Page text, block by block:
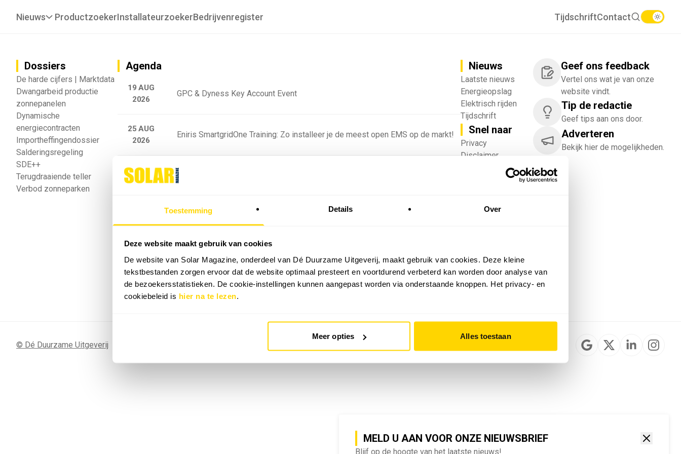
Toestemming Details Over
Deze website maakt gebruik van cookies
De website van Solar Magazine, onderdeel van Dé Duurzame Uitgeverij, maakt gebruik van cookies. Deze kleine
tekstbestanden zorgen ervoor dat de website optimaal presteert en voortdurend verbeterd kan worden door analyse van
de bezoekersstatistieken. De cookie-instellingen kunnen aangepast worden via onderstaande knoppen. Het privacy- en
cookiebeleid is hier na te lezen.
Meer opties Alles toestaan
MELD U AAN VOOR ONZE NIEUWSBRIEF
Blijf op de hoogte van het laatste nieuws!
Nieuws ProductzoekerInstallateurzoekerBedrijvenregister TijdschriftContact
Dossiers
De harde cijfers | Marktdata
Dwangarbeid productie
zonnepanelen
Dynamische
energiecontracten
Importheffingendossier
Salderingsregeling
SDE++
Terugdraaiende teller
Verbod zonneparken
Agenda
19 AUG
2026
GPC & Dyness Key Account Event
25 AUG
2026
Eniris SmartgridOne Training: Zo installeer je de meest open EMS op de markt!
25 AUG
2026
Sigenergy Training - Residentieel
2026
Webinar: Toekomstige batterijprofielen: hoe netbeheerders proberen
batterijgedrag in 2035 te voorspellen
2026
Sunergy Academy | SlimmeRik on Tour
Nieuws
Laatste nieuws
Energieopslag
Elektrisch rijden
Tijdschrift
Snel naar
Privacy
Disclaimer
Vacatures
English
Geef ons feedback
Vertel ons wat je van onze
website vindt.
Tip de redactie
Geef tips aan ons door.
Adverteren
Bekijk hier de mogelijkheden.
© Dé Duurzame Uitgeverij